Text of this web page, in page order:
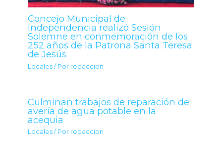
Concejo Municipal de
Independencia realizó Sesión
Solemne en conmemoración de los
252 años de la Patrona Santa Teresa
de Jesús
Locales / Por redaccion
Culminan trabajos de reparación de
avería de agua potable en la
acequia
Locales / Por redaccion